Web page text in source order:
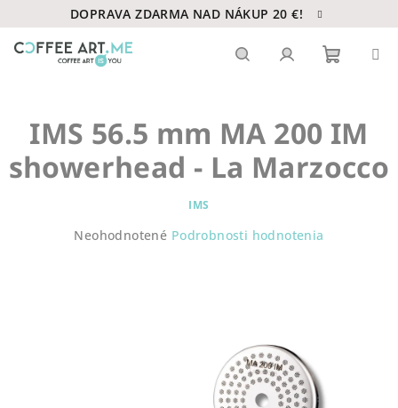
na
obsah
DOPRAVA ZDARMA NAD NÁKUP 20 €!
košík
IMS 56.5 mm MA 200 IM
showerhead - La Marzocco
IMS
Priemerné
Neohodnotené Podrobnosti hodnotenia